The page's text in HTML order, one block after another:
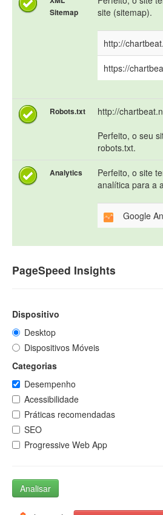
Sitemap
site (sitemap).
http://
https://
Robots.txt
http://
Perfeito, o seu
robots.txt.
Analytics
Perfeito, o site
analítica para a
Google
PageSpeed Insights
Dispositivo
Desktop
Dispositivos Móveis
Categorias
Desempenho
Acessibilidade
Práticas recomendadas
SEO
Progressive Web App
Analisar